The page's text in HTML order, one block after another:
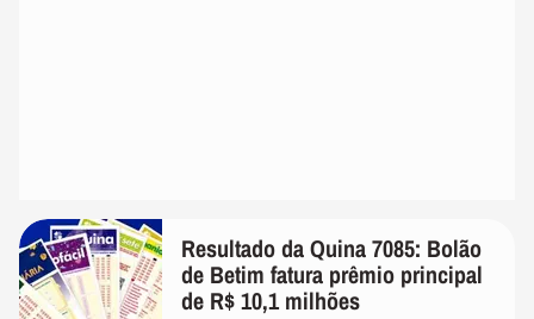
Resultado da Quina 7085: Bolão
de Betim fatura prêmio principal
de R$ 10,1 milhões